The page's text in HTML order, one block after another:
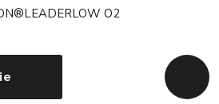
O2
Späť